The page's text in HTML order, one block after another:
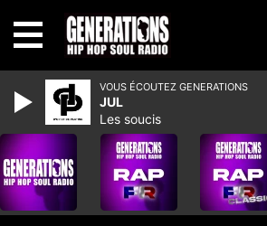
VOUS ÉCOUTEZ GENERATIONS
JUL
Les soucis